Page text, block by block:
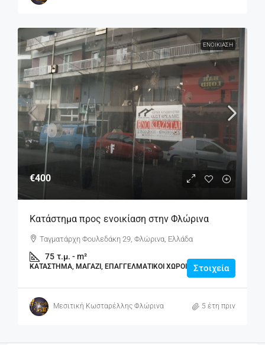
ΕΝΟΙΚΊΑΣΗ
€400
Κατάστημα προς ενοικίαση στην Φλώρινα
Ταγματάρχη Φουλεδάκη 29, Φλώρινα, Ελλάδα
75 τ.μ. - m²
ΚΑΤΆΣΤΗΜΑ, ΜΑΓΑΖΊ, ΕΠΑΓΓΕΛΜΑΤΙΚΟΊ ΧΏΡΟΙ Στοιχεία
Μεσιτική Κωσταρέλλης Φλώρινα 5 έτη πριν